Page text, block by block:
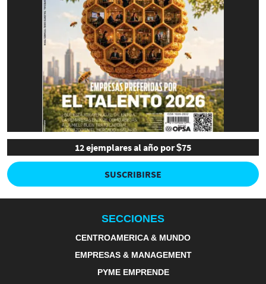
12 ejemplares al año por $75
SUSCRIBIRSE
SECCIONES
CENTROAMERICA & MUNDO
EMPRESAS & MANAGEMENT
PYME EMPRENDE